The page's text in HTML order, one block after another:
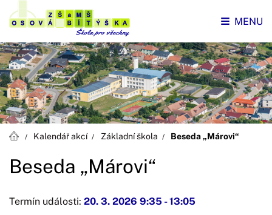
MENU
Kalendář akcí Základní škola Beseda „Márovi“
Beseda „Márovi“
Termín události: 20. 3. 2026 9:35 -13:05